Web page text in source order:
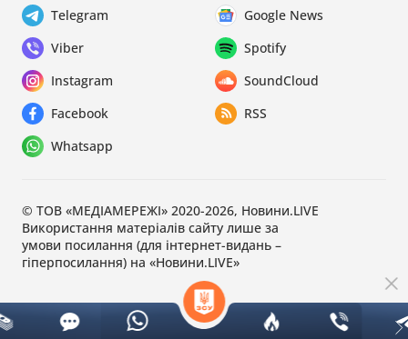
Telegram
Google News
Viber
Spotify
Instagram
SoundCloud
Facebook
RSS
Whatsapp
© ТОВ «МЕДІАМЕРЕЖІ» 2020-2026, Новини.LIVE
Використання матеріалів сайту лише за
умови посилання (для інтернет-видань –
гіперпосилання) на «Новини.LIVE»